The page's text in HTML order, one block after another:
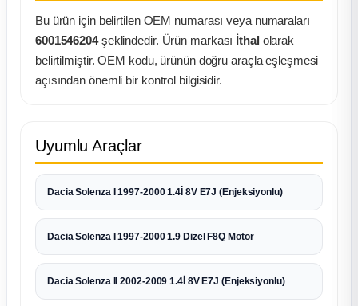
Bu ürün için belirtilen OEM numarası veya numaraları
6001546204şeklindedir. Ürün markası İthal olarak
belirtilmiştir. OEM kodu, ürünün doğru araçla eşleşmesi
açısından önemli bir kontrol bilgisidir.
Uyumlu Araçlar
Dacia Solenza I 1997-2000 1.4İ 8V E7J (Enjeksiyonlu)
Dacia Solenza I 1997-2000 1.9 Dizel F8Q Motor
Dacia Solenza II 2002-2009 1.4İ 8V E7J (Enjeksiyonlu)